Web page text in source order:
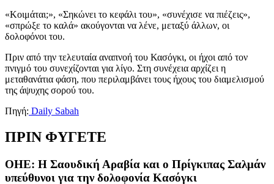
«Κοιμάται;», «Σηκώνει το κεφάλι του», «συνέχισε να πιέζεις»,
«σπρώξε το καλά» ακούγονται να λένε, μεταξύ άλλων, οι
δολοφόνοι του.
Πριν από την τελευταία αναπνοή του Κασόγκι, οι ήχοι από τον
πνιγμό του συνεχίζονται για λίγο. Στη συνέχεια αρχίζει η
μεταθανάτια φάση, που περιλαμβάνει τους ήχους του διαμελισμού
της άψυχης σορού του.
Πηγή: Daily Sabah
ΠΡΙΝ ΦΥΓΕΤΕ
ΟΗΕ: Η Σαουδική Αραβία και ο Πρίγκιπας Σαλμάν
υπεύθυνοι για την δολοφονία Κασόγκι